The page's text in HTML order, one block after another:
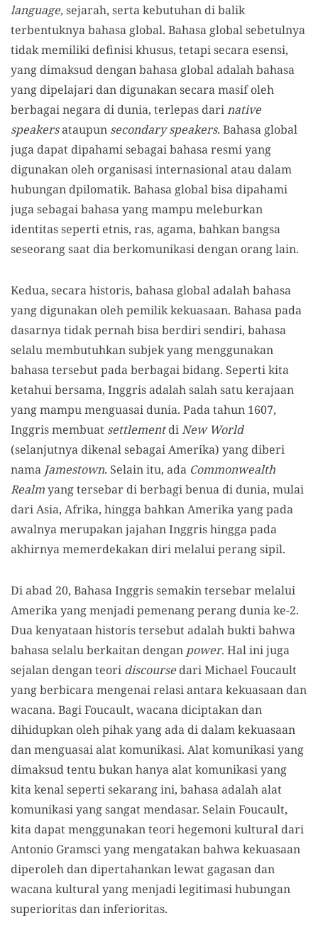
language, sejarah, serta kebutuhan di balik
terbentuknya bahasa global. Bahasa global sebetulnya
tidak memiliki definisi khusus, tetapi secara esensi,
yang dimaksud dengan bahasa global adalah bahasa
yang dipelajari dan digunakan secara masif oleh
berbagai negara di dunia, terlepas darinative
speakersataupun secondary speakers. Bahasa global
juga dapat dipahami sebagai bahasa resmi yang
digunakan oleh organisasi internasional atau dalam
hubungan dpilomatik. Bahasa global bisa dipahami
juga sebagai bahasa yang mampu meleburkan
identitas seperti etnis, ras, agama, bahkan bangsa
seseorang saat dia berkomunikasi dengan orang lain.
Kedua, secara historis, bahasa global adalah bahasa
yang digunakan oleh pemilik kekuasaan. Bahasa pada
dasarnya tidak pernah bisa berdiri sendiri, bahasa
selalu membutuhkan subjek yang menggunakan
bahasa tersebut pada berbagai bidang. Seperti kita
ketahui bersama, Inggris adalah salah satu kerajaan
yang mampu menguasai dunia. Pada tahun 1607,
Inggris membuat settlementdiNew World
(selanjutnya dikenal sebagai Amerika) yang diberi
nama Jamestown. Selain itu, ada Commonwealth
Realmyang tersebar di berbagi benua di dunia, mulai
dari Asia, Afrika, hingga bahkan Amerika yang pada
awalnya merupakan jajahan Inggris hingga pada
akhirnya memerdekakan diri melalui perang sipil.
Di abad 20, Bahasa Inggris semakin tersebar melalui
Amerika yang menjadi pemenang perang dunia ke-2.
Dua kenyataan historis tersebut adalah bukti bahwa
bahasa selalu berkaitan dengan power. Hal ini juga
sejalan dengan teori discoursedari Michael Foucault
yang berbicara mengenai relasi antara kekuasaan dan
wacana. Bagi Foucault, wacana diciptakan dan
dihidupkan oleh pihak yang ada di dalam kekuasaan
dan menguasai alat komunikasi. Alat komunikasi yang
dimaksud tentu bukan hanya alat komunikasi yang
kita kenal seperti sekarang ini, bahasa adalah alat
komunikasi yang sangat mendasar. Selain Foucault,
kita dapat menggunakan teori hegemoni kultural dari
Antonio Gramsci yang mengatakan bahwa kekuasaan
diperoleh dan dipertahankan lewat gagasan dan
wacana kultural yang menjadi legitimasi hubungan
superioritas dan inferioritas.